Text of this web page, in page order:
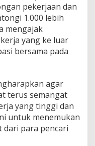
pekerjaan dan
1.000 lebih
mengajak
yang ke luar
bersama pada
agar
terus semangat
yang tinggi dan
untuk menemukan
dari para pencari